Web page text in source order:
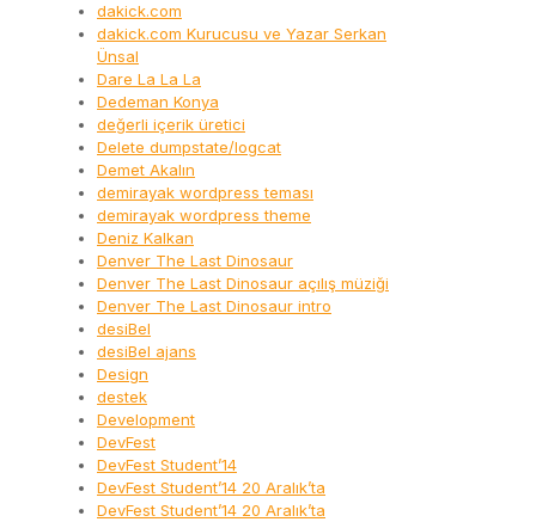
dakick.com
dakick.com Kurucusu ve Yazar Serkan
Ünsal
Dare La La La
Dedeman Konya
değerli içerik üretici
Delete dumpstate/logcat
Demet Akalın
demirayak wordpress teması
demirayak wordpress theme
Deniz Kalkan
Denver The Last Dinosaur
Denver The Last Dinosaur açılış müziği
Denver The Last Dinosaur intro
desiBel
desiBel ajans
Design
destek
Development
DevFest
DevFest Student’14
DevFest Student’14 20 Aralık’ta
DevFest Student’14 20 Aralık’ta